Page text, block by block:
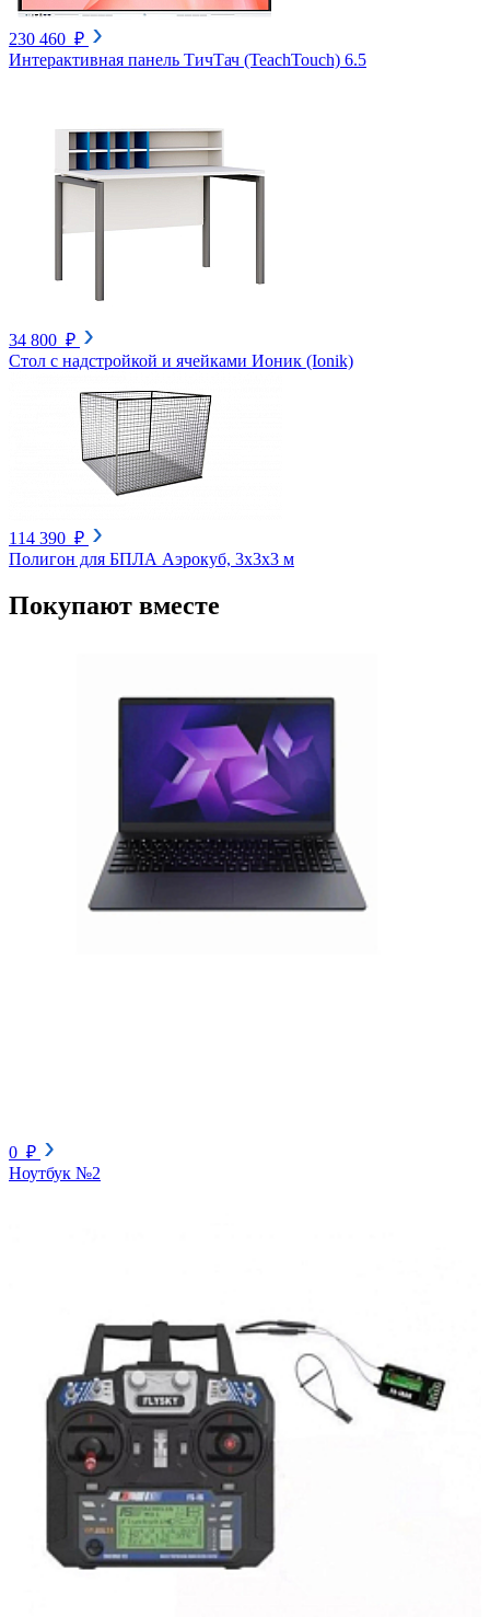
230 460 ₽
Интерактивная панель ТичТач (TeachTouch) 6.5
34 800 ₽
Cтол с надстройкой и ячейками Ионик (Ionik)
114 390 ₽
Полигон для БПЛА Аэрокуб, 3х3х3 м
Покупают вместе
0 ₽
Ноутбук №2